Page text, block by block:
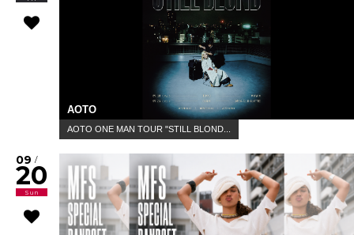
AOTO
AOTO ONE MAN TOUR "STILL BLOND...
09 /
20
Sun